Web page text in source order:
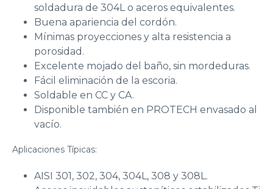
soldadura de 304L o aceros equivalentes.
Buena apariencia del cordón.
Mínimas proyecciones y alta resistencia a
porosidad.
Excelente mojado del baño, sin mordeduras.
Fácil eliminación de la escoria.
Soldable en CC y CA.
Disponible también en PROTECH envasado al
vacío.
Aplicaciones Típicas:
AISI 301, 302, 304, 304L, 308 y 308L.